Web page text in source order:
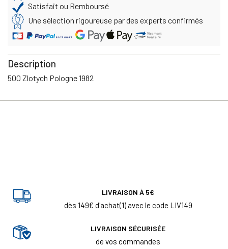
Satisfait ou Remboursé
Une sélection rigoureuse par des experts confirmés
Description
500 Zlotych Pologne 1982
LIVRAISON À 5€
dès 149€ d'achat(1) avec le code LIV149
LIVRAISON SÉCURISÉE
de vos commandes